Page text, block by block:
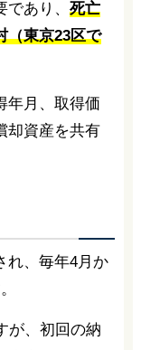
あり、 死亡
（東京23区で
年月、取得価
却資産を共有
れ、毎年4月か
が、初回の納